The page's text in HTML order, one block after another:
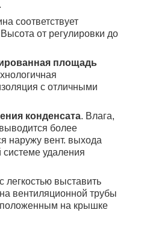
соответствует
от регулировки до
площадь
с отличными
конденсата. Влага,
более
наружу вент. выхода
системе удаления
легкостью выставить
вентиляционной трубы
на крышке